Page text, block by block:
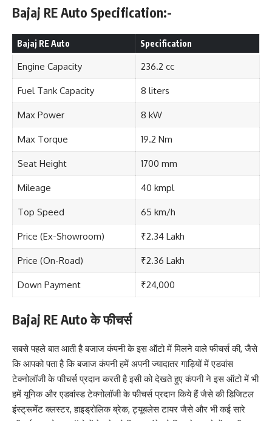
Bajaj RE Auto Specification:-
Bajaj RE Auto Specification
Engine Capacity 236.2 cc
Fuel Tank Capacity 8 liters
Max Power 8 kW
Max Torque 19.2 Nm
Seat Height 1700 mm
Mileage 40 kmpl
Top Speed 65 km/h
Price (Ex-Showroom) ₹2.34 Lakh
Price (On-Road) ₹2.36 Lakh
Down Payment ₹24,000
Bajaj RE Auto के फीचर्स
सबसे पहले बात आती है बजाज कंपनी के इस ऑटो में मिलने वाले फीचर्स की, जैसे
कि आपको पता है कि बजाज कंपनी हमें अपनी ज्यादातर गाड़ियों में एडवांस
टेक्नोलॉजी के फीचर्स प्रदान करती है इसी को देखते हुए कंपनी ने इस ऑटो में भी
हमें यूनिक और एडवांस्ड टेक्नोलॉजी के फीचर्स प्रदान किये हैं जैसे की डिजिटल
इंस्ट्रूमेंट क्लस्टर, हाइड्रोलिक ब्रेक, ट्यूबलेस टायर जैसे और भी कई सारे